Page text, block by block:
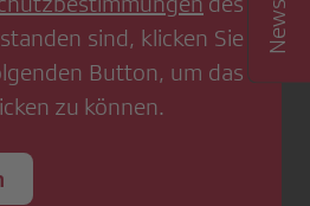
sind, klicken Sie
Button, um das
zu können.